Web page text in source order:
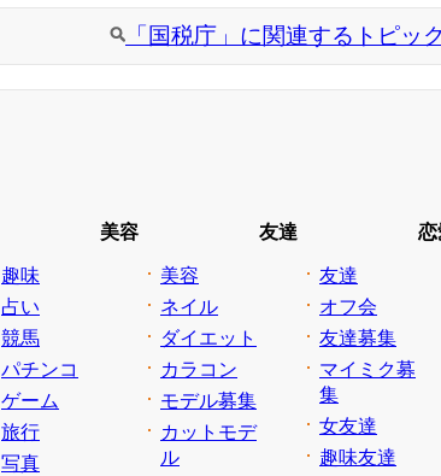
「国税庁」に関連するトピッ
趣味
占い
競馬
パチンコ
ゲーム
旅行
写真
美容
美容
ネイル
ダイエット
カラコン
モデル募集
カットモデ
ル
友達
友達
オフ会
友達募集
マイミク募
集
女友達
趣味友達
恋